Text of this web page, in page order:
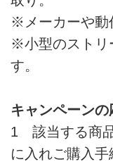
※メーカーや動
※小型のストリ
す。
キャンペーン
1 該当する商
に入れご購入手